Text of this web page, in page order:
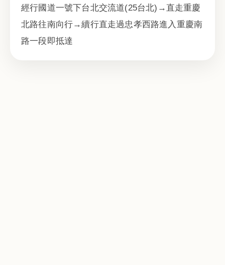
經行國道一號下台北交流道(25台北)→直走重慶
北路往南向行→續行直走過忠孝西路進入重慶南
路一段即抵達